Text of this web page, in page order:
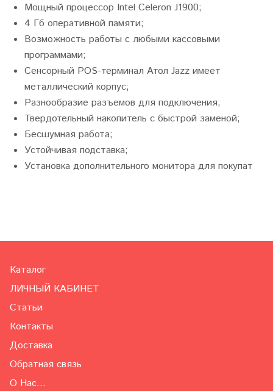
Мощный процессор Intel Celeron J1900;
4 Гб оперативной памяти;
Возможность работы с любыми кассовыми
программами;
Сенсорный POS-терминал Атол Jazz имеет
металлический корпус;
Разнообразие разъемов для подключения;
Твердотельный накопитель с быстрой заменой;
Бесшумная работа;
Устойчивая подставка;
Установка дополнительного монитора для покупат
Каталог
ЛИЧНЫЙ КАБИНЕТ
Статьи
Контакты
Доставка
Обратная связь
О Нас...